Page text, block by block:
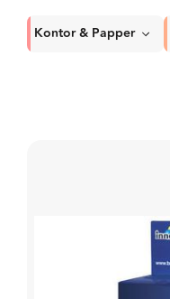
Kontor & Papper